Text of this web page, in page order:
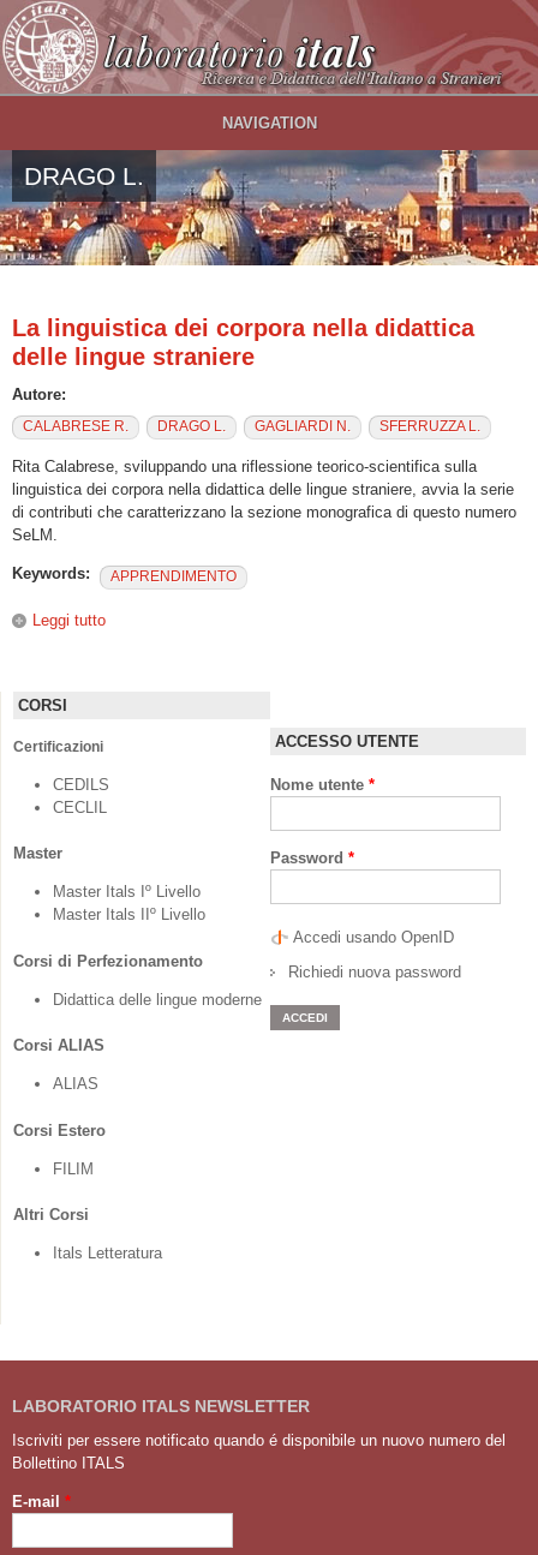
Salta al contenuto principale
NAVIGATION
DRAGO L.
La linguistica dei corpora nella didattica
delle lingue straniere
Autore:
CALABRESE R. DRAGO L. GAGLIARDI N. SFERRUZZA L.
Rita Calabrese, sviluppando una riflessione teorico-scientifica sulla
linguistica dei corpora nella didattica delle lingue straniere, avvia la serie
di contributi che caratterizzano la sezione monografica di questo numero
SeLM.
Keywords: APPRENDIMENTO
Leggi tutto
CORSI
Certificazioni
CEDILS
CECLIL
Master
Master Itals Iº Livello
Master Itals IIº Livello
Corsi di Perfezionamento
Didattica delle lingue moderne
Corsi ALIAS
ALIAS
Corsi Estero
FILIM
Altri Corsi
Itals Letteratura
ACCESSO UTENTE
Nome utente *
Password *
Accedi usando OpenID
Richiedi nuova password
LABORATORIO ITALS NEWSLETTER
Iscriviti per essere notificato quando é disponibile un nuovo numero del
Bollettino ITALS
E-mail *